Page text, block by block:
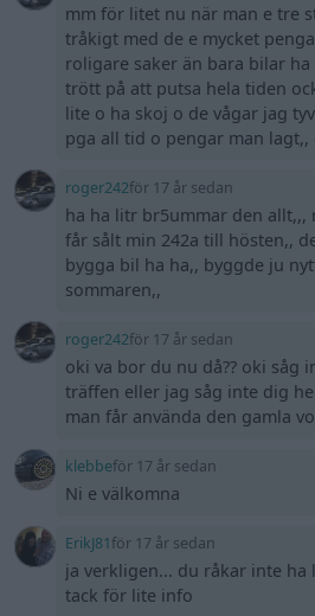
mm för litet nu när man e tre
tråkigt med de e mycket
roligare saker än bara bilar ha
trött på att putsa hela tiden
lite o ha skoj o de vågar jag
pga all tid o pengar man lagt,,
roger242för 17 år sedan
ha ha litr br5ummar den allt,,,
får sålt min 242a till hösten,,
bygga bil ha ha,, byggde ju
sommaren,,
roger242för 17 år sedan
oki va bor du nu då?? oki såg
träffen eller jag såg inte dig
man får använda den gamla
klebbeför 17 år sedan
Ni e välkomna
ErikJ81för 17 år sedan
ja verkligen... du råkar inte ha
tack för lite info